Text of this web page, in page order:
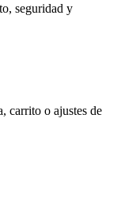
seguridad y
carrito o ajustes de